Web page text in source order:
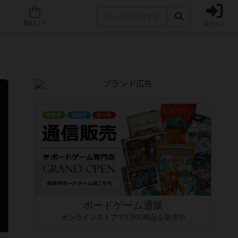
人気ボードゲーム ログイン
ボードゲーム通販
オンラインストアで7,500商品を販売中